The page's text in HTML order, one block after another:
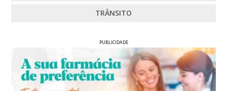
TRÂNSITO
PUBLICIDADE